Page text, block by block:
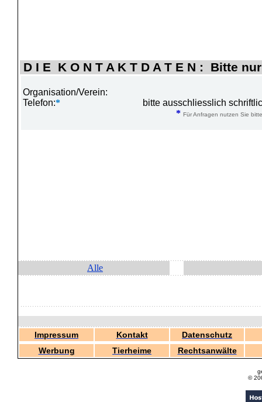
D I E K O N T A K T D A T E N : Bitte
Organisation/Verein:
Telefon:*
bitte ausschliesslich
* Für Anfragen nutzen Sie
Alle
Impressum Kontakt
Datenschutz
Werbung
Tierheime Rechtsanwälte
©